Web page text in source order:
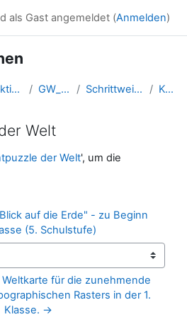
als Gast angemeldet (Anmelden)
Didaktik der Geo- und Wirtschaftsmedien (GW B 5.2) GW_FDGeomedien_TopographieLernen Schrittweiser Aufbau von topographischem Orientierungswissen Kontinentpuzzle der Welt
Welt
der Welt', um die
auf die Erde" - zu Beginn
(5. Schulstufe)
für die zunehmende
Rasters in der 1.
Klasse. →